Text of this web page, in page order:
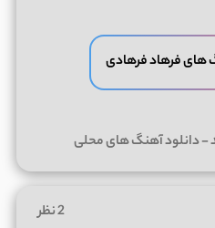
های فرهاد فرهادی
-دانلود آهنگ های محلی
2 نظر